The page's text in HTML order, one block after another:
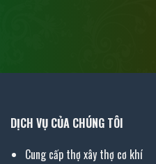
DỊCH VỤ CỦA CHÚNG TÔI
Cung cấp thợ xây thợ cơ khí